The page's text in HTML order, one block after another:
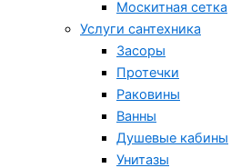
Москитная сетка
Услуги сантехника
Засоры
Протечки
Раковины
Ванны
Душевые кабины
Унитазы